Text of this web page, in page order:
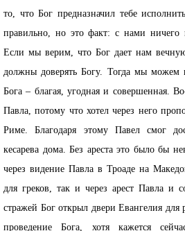
то, что Бог предназначил тебе
правильно, но это факт: с нами ничего
Если мы верим, что Бог дает нам
должны доверять Богу. Тогда мы можем
Бога – благая, угодная и совершенная.
Павла, потому что хотел через него
Риме. Благодаря этому Павел смог
кесарева дома. Без ареста это было бы
через видение Павла в Троаде на
для греков, так и через арест Павла и
стражей Бог открыл двери Евангелия
проведение Бога, хотя кажется